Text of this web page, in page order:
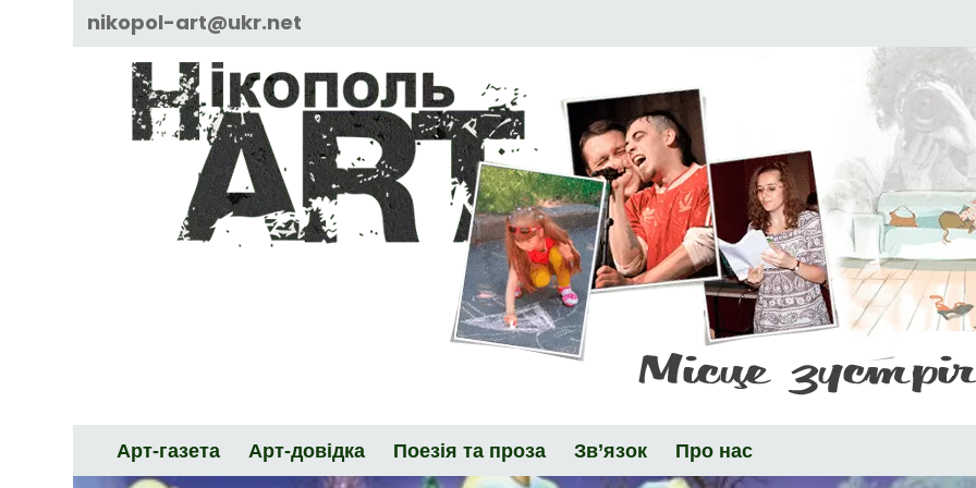
nikopol-art@ukr.net
Арт-газета Арт-довідка Поезія та проза Зв’язок Про нас